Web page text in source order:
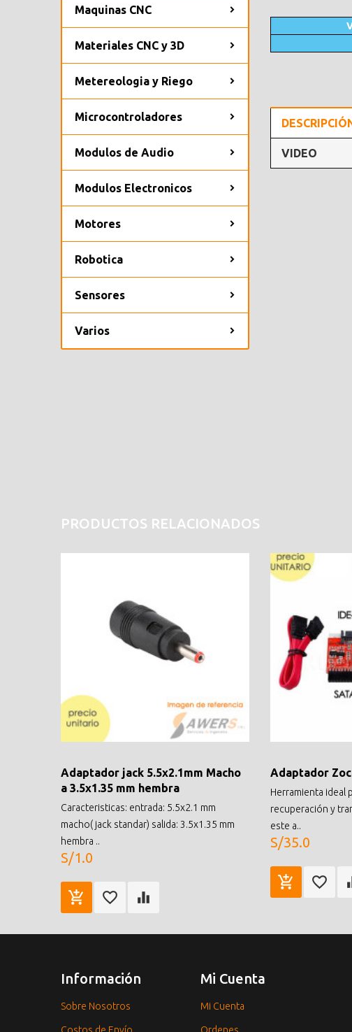
Maquinas CNC
Materiales CNC y 3D
Metereologia y Riego
Microcontroladores
Modulos de Audio
Modulos Electronicos
Motores
Robotica
Sensores
Varios
VIDEO
PRODUCTOS RELACIONADOS
Adaptador jack 5.5x2.1mm Macho
a 3.5x1.35 mm hembra
Caracteristicas: entrada: 5.5x2.1 mm
macho( jack standar) salida: 3.5x1.35 mm
hembra ..
S/1.0
Adaptador
Herramienta ideal
recuperación y
este a..
S/35.0
Información
Sobre Nosotros
Mi Cuenta
Mi Cuenta